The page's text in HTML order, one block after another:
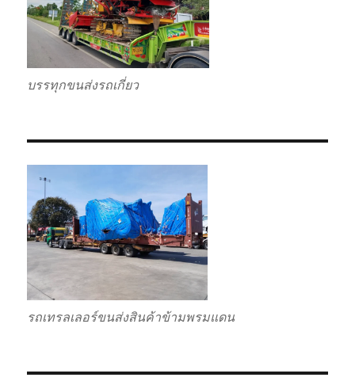
บรรทุกขนส่งรถเกี่ยว
รถเทรลเลอร์ขนส่งสินค้าข้ามพรมแดน